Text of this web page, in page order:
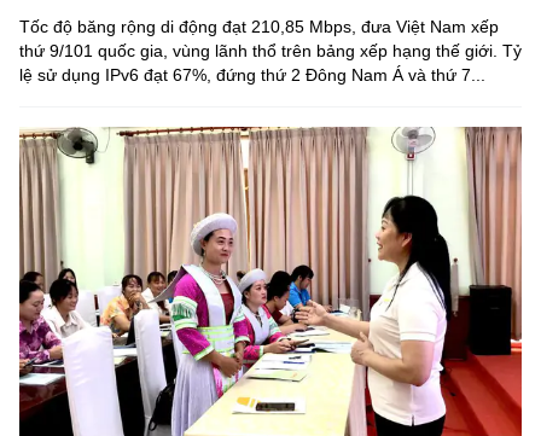
Tốc độ băng rộng di động đạt 210,85 Mbps, đưa Việt Nam xếp
thứ 9/101 quốc gia, vùng lãnh thổ trên bảng xếp hạng thế giới. Tỷ
lệ sử dụng IPv6 đạt 67%, đứng thứ 2 Đông Nam Á và thứ 7...